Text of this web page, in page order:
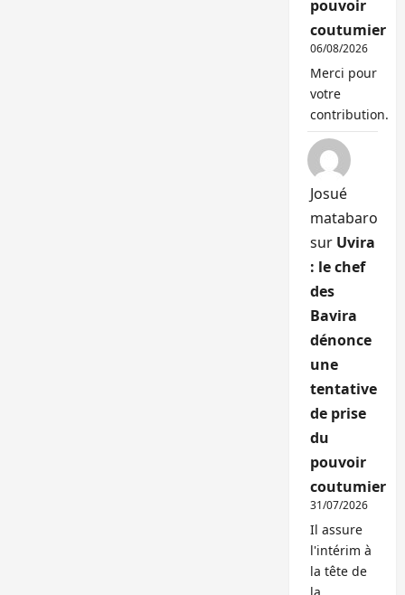
pouvoir
coutumier
06/08/2026
Merci pour
votre
contribution.
Josué
matabaro
sur Uvira
: le chef
des
Bavira
dénonce
une
tentative
de prise
du
pouvoir
coutumier
31/07/2026
Il assure
l'intérim à
la tête de